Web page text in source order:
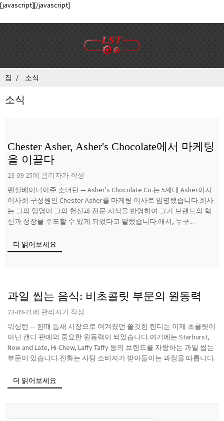
[javascript][/javascript]
집 소식
소식
Chester Asher, Asher's Chocolate에서 마케팅
을 이끌다
23-09-25에 관리자가 작성
펜실베이니아주 소더턴 — Asher's Chocolate Co.는 5세대 Asher이자
이사회 구성원인 Chester Asher를 마케팅 이사로 임명했습니다.회사
는 그의 임명이 그의 헌신과 전문 지식을 반영하여 그가 브랜드의 혁
신과 성장을 주도할 수 있게 되었다고 말했습니다.애셔, 누구...
더 읽어보세요
과일 씹는 음식: 비초콜릿 부문의 원동력
23-09-21에 관리자가 작성
워싱턴 — 한때 틈새 시장으로 여겨졌던 쫄깃한 캔디는 이제 초콜릿이
아닌 캔디 판매의 중요한 원동력이 되었습니다.여기에는 Starburst,
Now and Late, Hi-Chew, Laffy Taffy 등의 브랜드를 자랑하는 과일 씹는
부문이 있습니다.진화는 사탕 소비자가 받아들이는 과정을 따릅니다.
더 읽어보세요